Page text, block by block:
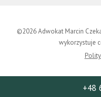
©2026 Adwokat Marcin
wykorzystuje
+48